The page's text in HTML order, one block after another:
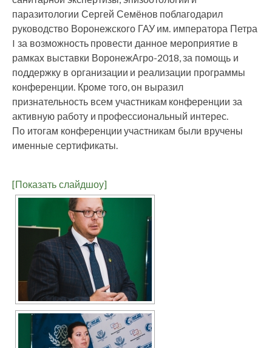
паразитологии Сергей Семёнов поблагодарил
руководство Воронежского ГАУ им. императора Петра
I за возможность провести данное мероприятие в
рамках выставки ВоронежАгро-2018, за помощь и
поддержку в организации и реализации программы
конференции. Кроме того, он выразил
признательность всем участникам конференции за
активную работу и профессиональный интерес.
По итогам конференции участникам были вручены
именные сертификаты.
[Показать слайдшоу]